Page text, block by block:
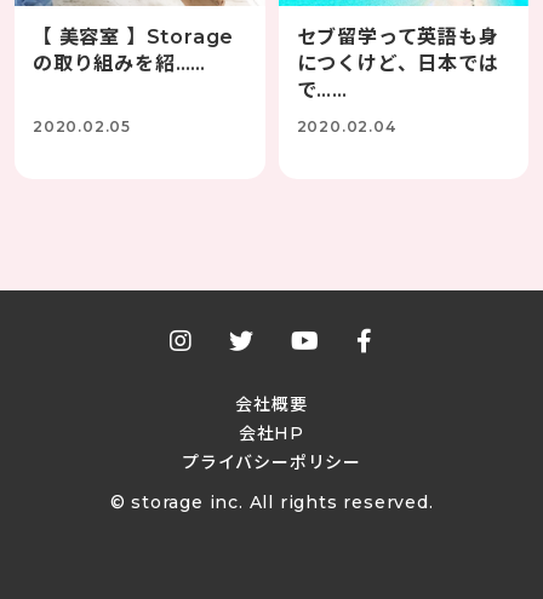
【 美容室 】Storage
の取り組みを紹……
2020.02.05
セブ留学って英語も身
につくけど、日本では
で……
2020.02.04
会社概要
会社HP
プライバシーポリシー
© storage inc. All rights reserved.